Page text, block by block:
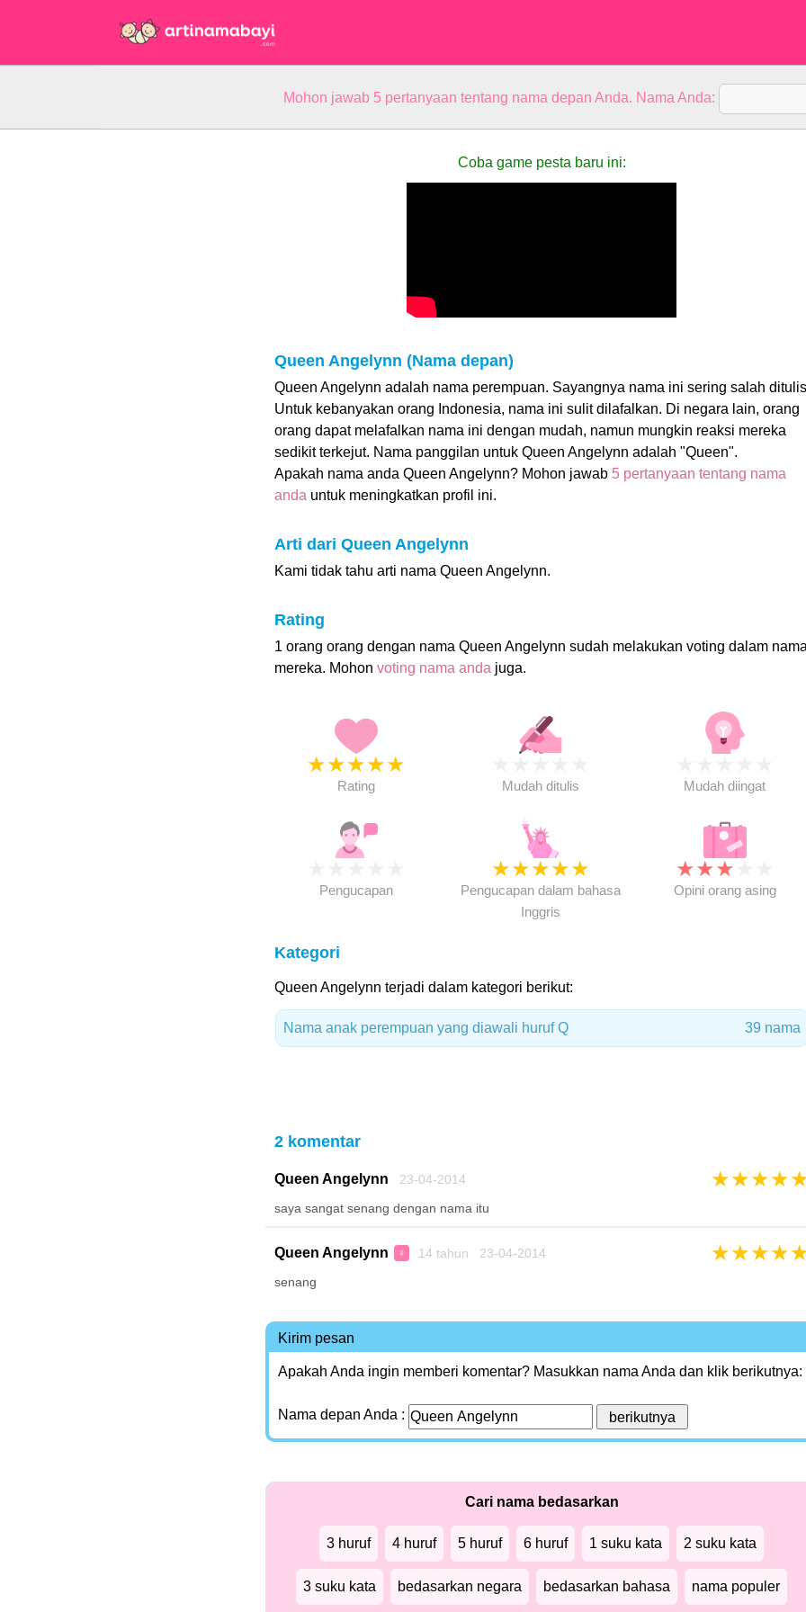
Mohon jawab 5 pertanyaan tentang nama depan Anda. Nama Anda:
Coba game pesta baru ini:
Queen Angelynn (Nama depan)
Queen Angelynn adalah nama perempuan. Sayangnya nama ini sering salah ditulis
Untuk kebanyakan orang Indonesia, nama ini sulit dilafalkan. Di negara lain, orang
orang dapat melafalkan nama ini dengan mudah, namun mungkin reaksi mereka
sedikit terkejut. Nama panggilan untuk Queen Angelynn adalah "Queen".
Apakah nama anda Queen Angelynn? Mohon jawab 5 pertanyaan tentang nama
anda untuk meningkatkan profil ini.
Arti dari Queen Angelynn
Kami tidak tahu arti nama Queen Angelynn.
Rating
1 orang orang dengan nama Queen Angelynn sudah melakukan voting dalam
mereka. Mohon voting nama anda juga.
★★★★★
Rating Mudah ditulis Mudah diingat
Pengucapan
★★★★★
Pengucapan dalam bahasa
Inggris
★★★
Opini orang asing
Kategori
Queen Angelynn terjadi dalam kategori berikut:
Nama anak perempuan yang diawali huruf Q 39 nama
2 komentar
Queen Angelynn 23-04-2014 ★★★★
saya sangat senang dengan nama itu
Queen Angelynn ♀ 14 tahun 23-04-2014 ★★★★
senang
Kirim pesan
Apakah Anda ingin memberi komentar? Masukkan nama Anda dan klik berikutnya:
Nama depan Anda :
Cari nama bedasarkan
3 huruf 4 huruf 5 huruf 6 huruf 1 suku kata 2 suku kata
3 suku kata bedasarkan negara bedasarkan bahasa nama populer